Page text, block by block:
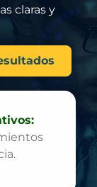
claras y